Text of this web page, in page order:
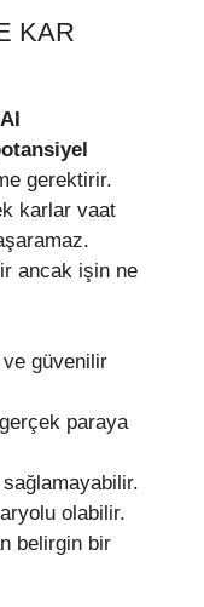
KAR
gerektirir.
karlar vaat
ancak işin ne
ve güvenilir
paraya
olabilir.
belirgin bir